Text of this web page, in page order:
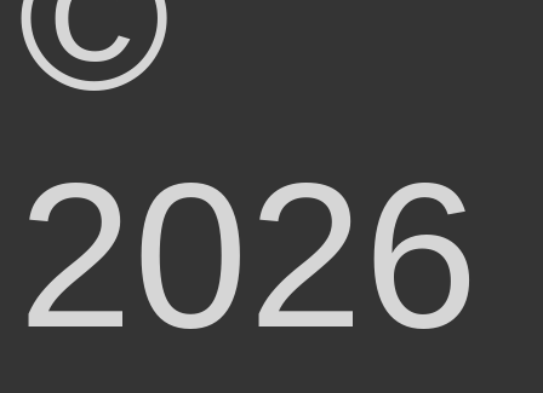
2026